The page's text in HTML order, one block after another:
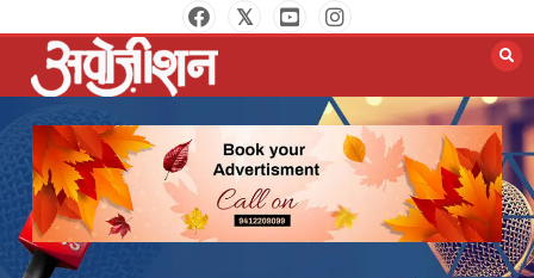
to
content
Opposition Digital